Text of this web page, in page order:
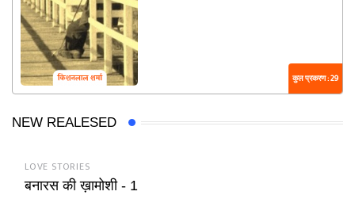
कुल प्रकरण : 29
NEW REALESED
LOVE STORIES
बनारस की ख़ामोशी - 1